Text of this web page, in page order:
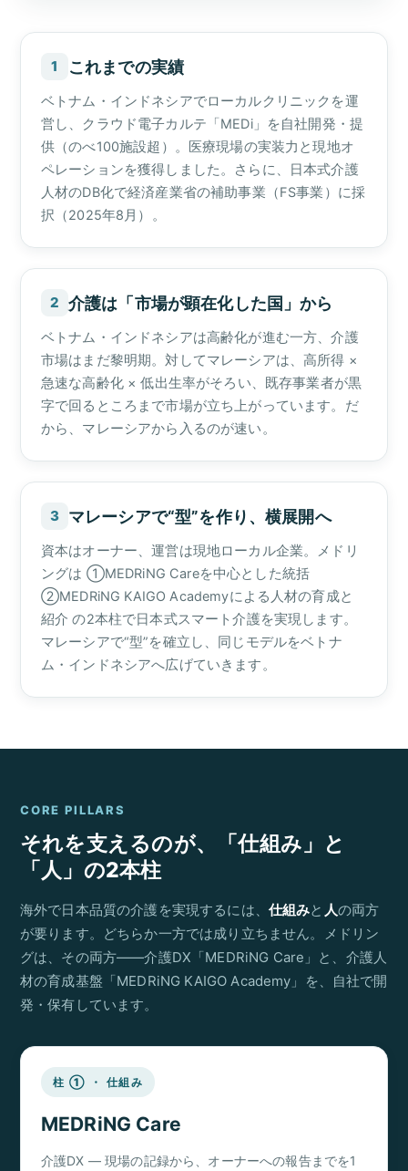
1 これまでの実績
ベトナム・インドネシアでローカルクリニックを運
営し、クラウド電子カルテ「MEDi」を自社開発・提
供（のべ100施設超）。医療現場の実装力と現地オ
ペレーションを獲得しました。さらに、日本式介護
人材のDB化で経済産業省の補助事業（FS事業）に採
択（2025年8月）。
2 介護は「市場が顕在化した国」から
ベトナム・インドネシアは高齢化が進む一方、介護
市場はまだ黎明期。対してマレーシアは、高所得 ×
急速な高齢化 × 低出生率がそろい、既存事業者が黒
字で回るところまで市場が立ち上がっています。だ
から、マレーシアから入るのが速い。
3 マレーシアで“型”を作り、横展開へ
資本はオーナー、運営は現地ローカル企業。メドリ
ングは ①MEDRiNG Careを中心とした統括
②MEDRiNG KAIGO Academyによる人材の育成と
紹介 の2本柱で日本式スマート介護を実現します。
マレーシアで“型”を確立し、同じモデルをベトナ
ム・インドネシアへ広げていきます。
CORE PILLARS
それを支えるのが、「仕組み」と
「人」の2本柱
海外で日本品質の介護を実現するには、 仕組みと 人の両方
が要ります。どちらか一方では成り立ちません。メドリン
グは、その両方——介護DX「MEDRiNG Care」と、介護人
材の育成基盤「MEDRiNG KAIGO Academy」を、自社で開
発・保有しています。
柱 ① ・ 仕組み
MEDRiNG Care
介護DX ― 現場の記録から、オーナーへの報告までを1